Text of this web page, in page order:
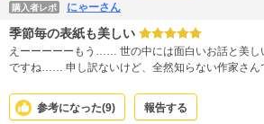
購入者レポ にゃーさん
季節毎の表紙も美しい
えーーーーーもう…… 世の中には面白いお話と美し
ですね…… 申し訳ないけど、全然知らない作家さん
て有名にならないのか ほんと不思議でならない、
思う、というか 他の作品も読んでみたくなりました
に語尾に「…だに」とか つけちゃって感化されまく
参考になった(9) 報告する